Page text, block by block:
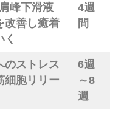
峰下滑液
改善し癒着
く
4週
間
のストレス
細胞リリー
6週
～8
週